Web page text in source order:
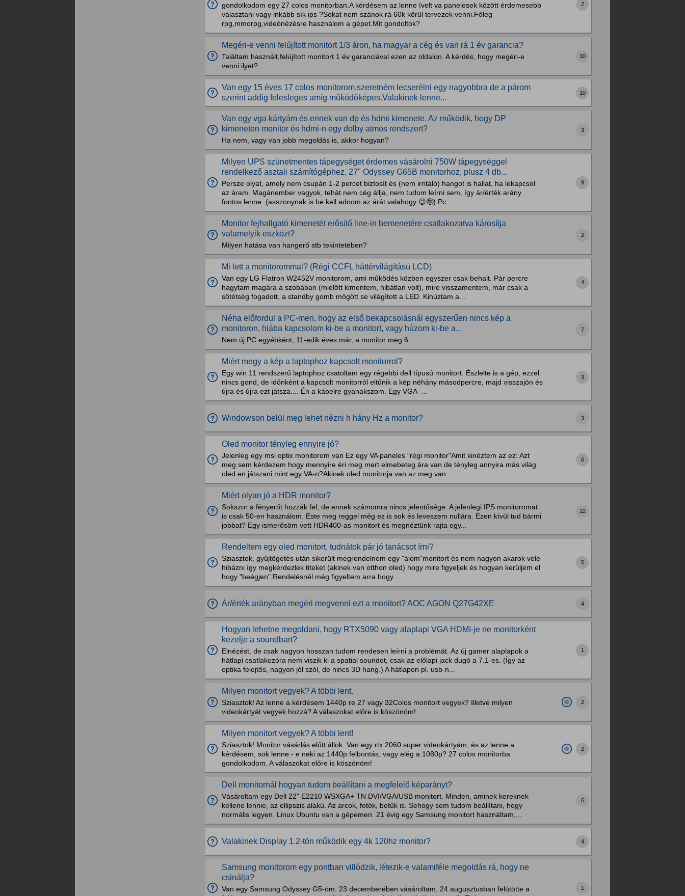
gondolkodom egy 27 colos monitorban.A kérdésem az lenne ívelt va panelesek között érdemesebb
választani vagy inkább sík ips ?Sokat nem szánok rá 60k körül tervezek venni.Főleg
rpg,mmorpg,videónézésre használom a gépet.Mit gondoltok?
2
Megéri-e venni felújított monitort 1/3 áron, ha magyar a cég és van rá 1 év garancia?
Találtam használt,felújított monitort 1 év garanciával ezen az oldalon. A kérdés, hogy megéri-e
venni ilyet?
10
Van egy 15 éves 17 colos monitorom,szeretném lecserélni egy nagyobbra de a párom
szerint addig felesleges amíg működőképes.Valakinek lenne...
10
Van egy vga kártyám és ennek van dp és hdmi kimenete. Az működik, hogy DP
kimeneten monitor és hdmi-n egy dolby atmos rendszert?
Ha nem, vagy van jobb megoldás is, akkor hogyan?
3
Milyen UPS szünetmentes tápegységet érdemes vásárolni 750W tápegységgel
rendelkező asztali számítógéphez, 27" Odyssey G65B monitorhoz, plusz 4 db...
Persze olyat, amely nem csupán 1-2 percet biztosít és (nem irritáló) hangot is hallat, ha lekapcsol
az áram. Magánember vagyok, tehát nem cég állja, nem tudom leírni sem, így ár/érték arány
fontos lenne. (asszonynak is be kell adnom az árát valahogy 😉🤪) Pc...
9
Monitor fejhallgató kimenetét erősítő line-in bemenetére csatlakozatva károsítja
valamelyik eszközt?
Milyen hatása van hangerő stb tekintetében?
2
Mi lett a monitorommal? (Régi CCFL háttérvilágítású LCD)
Van egy LG Flatron W2452V monitorom, ami működés közben egyszer csak behalt. Pár percre
hagytam magára a szobában (mielőtt kimentem, hibátlan volt), mire visszamentem, már csak a
sötétség fogadott, a standby gomb mögött se világított a LED. Kihúztam a...
4
Néha előfordul a PC-men, hogy az első bekapcsolásnál egyszerűen nincs kép a
monitoron, hiába kapcsolom ki-be a monitort, vagy húzom ki-be a...
Nem új PC egyébként, 11-edik éves már, a monitor meg 6.
7
Miért megy a kép a laptophoz kapcsolt monitorrol?
Egy win 11 rendszerű laptophoz csatoltam egy régebbi dell típusú monitort. Észlelte is a gép, ezzel
nincs gond, de időnként a kapcsolt monitorról eltűnik a kép néhány másodpercre, majd visszajön és
újra és újra ezt játsza.... Én a kábelre gyanakszom. Egy VGA -...
3
Windowson belül meg lehet nézni h hány Hz a monitor? 3
Oled monitor tényleg ennyire jó?
Jelenleg egy msi optix monitorom van Ez egy VA paneles "régi monitor"Amit kinéztem az ez: Azt
meg sem kérdezem hogy mennyire éri meg mert elmebeteg ára van de tényleg annyira más világ
oled en játszani mint egy VA-n?Akinek oled monitorja van az meg van...
6
Miért olyan jó a HDR monitor?
Sokszor a fényerőt hozzák fel, de ennek számomra nincs jelentősége. A jelenlegi IPS monitoromat
is csak 50-en használom. Este meg reggel még ez is sok és leveszem nullára. Ezen kívül tud bármi
jobbat? Egy ismerősöm vett HDR400-as monitort és megnéztünk rajta egy...
12
Rendeltem egy oled monitort, tudnátok pár jó tanácsot írni?
Sziasztok, gyüjtögetés után sikerült megrendelnem egy "álom"monitort és nem nagyon akarok vele
hibázni így megkérdezlek titeket (akinek van otthon oled) hogy mire figyeljek és hogyan kerüljem el
hogy "beégjen".Rendelésnél még figyeltem arra hogy...
5
Ár/érték arányban megéri megvenni ezt a monitort? AOC AGON Q27G42XE 4
Hogyan lehetne megoldani, hogy RTX5090 vagy alaplapi VGA HDMI-je ne monitorként
kezelje a soundbart?
Elnézést, de csak nagyon hosszan tudom rendesen leírni a problémát. Az új gamer alaplapok a
hátlapi csatlakozóra nem viszik ki a spatial soundot, csak az előlapi jack dugó a 7.1-es. (Így az
optika felejtős, nagyon jól szól, de nincs 3D hang.) A hátlapon pl. usb-n...
1
Milyen monitort vegyek? A többi lent.
Sziasztok! Az lenne a kérdésem 1440p re 27 vagy 32Colos monitort vegyek? Illetve milyen
videokártyát vegyek hozzá? A válaszokat előre is köszönöm!
2
Milyen monitort vegyek? A többi lent!
Sziasztok! Monitor vásárlás előtt állok. Van egy rtx 2060 super videokártyám, és az lenne a
kérdésem, sok lenne - e neki az 1440p felbontás, vagy elég a 1080p? 27 colos monitorba
gondolkodom. A válaszokat előre is köszönöm!
2
Dell monitornál hogyan tudom beállítani a megfelelő képarányt?
Vásároltam egy Dell 22" E2210 WSXGA+ TN DVI/VGA/USB monitort. Minden, aminek kereknek
kellene lennie, az ellipszis alakú. Az arcok, fotók, betűk is. Sehogy sem tudom beállítani, hogy
normális legyen. Linux Ubuntu van a gépemen. 21 évig egy Samsung monitort használtam,...
6
Valakinek Display 1.2-tön működik egy 4k 120hz monitor? 4
Samsung monitorom egy pontban villódzik, létezik-e valamiféle megoldás rá, hogy ne
csinálja?
Van egy Samsung Odyssey G5-öm. 23 decemberében vásároltam, 24 augusztusban felütötte a
1